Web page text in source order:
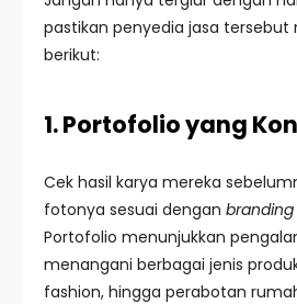
pastikan penyedia jasa tersebut
berikut:
1. Portofolio yang
Cek hasil karya mereka
fotonya sesuai dengan branding
Portofolio menunjukkan
menangani berbagai jenis
fashion, hingga perabotan